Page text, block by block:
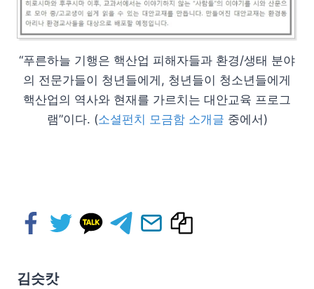
“푸른하늘 기행은 핵산업 피해자들과 환경/생태 분야
의 전문가들이 청년들에게, 청년들이 청소년들에게
핵산업의 역사와 현재를 가르치는 대안교육 프로그
램”이다. (소셜펀치 모금함 소개글 중에서)
김슷캇